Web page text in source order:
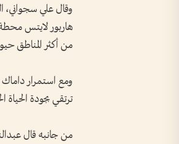
وقال علي سجواني،
هاربور لايتس محطة
من أكثر المناطق
ومع استمرار داماك
ترتقي بجودة الحياة
من جانبه قال